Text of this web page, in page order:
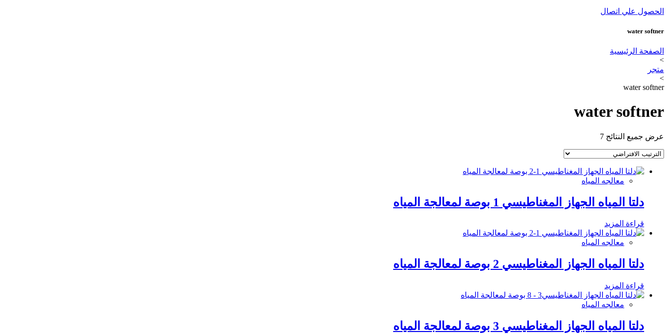
الحصول علي اتصال
water softner
الصفحة الرئيسية
>
متجر
>
water softner
water softner
عرض جميع النتائج 7
معالجه المياه
دلتا المياه الجهاز المغناطيسي 1 بوصة لمعالجة المياه
قراءة المزيد
معالجه المياه
دلتا المياه الجهاز المغناطيسي 2 بوصة لمعالجة المياه
قراءة المزيد
معالجه المياه
دلتا المياه الجهاز المغناطيسي 3 بوصة لمعالجة المياه